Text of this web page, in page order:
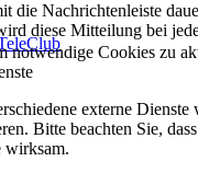
die Nachrichtenleiste
diese Mitteilung bei
notwendige Cookies zu
externe
Bitte beachten Sie,
wirksam.